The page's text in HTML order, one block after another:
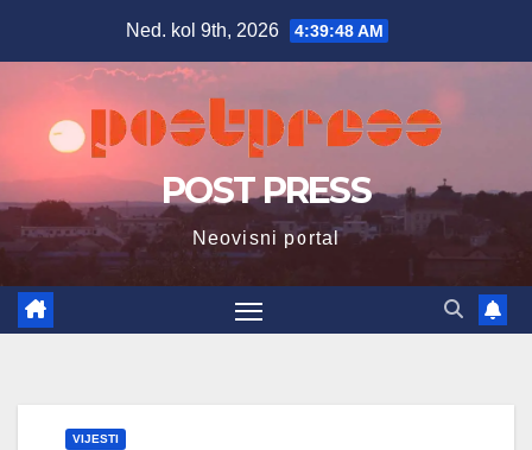
Ned. kol 9th, 2026 4:39:49 AM
POST PRESS
Neovisni portal
VIJESTI